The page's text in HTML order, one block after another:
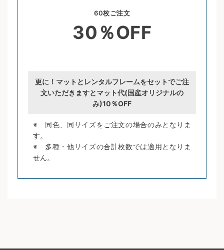
60枚ご注文
30％OFF
更に！マットとレンタルフレームをセットでご注
文いただきますとマット代(国産オリジナルの
み)10％OFF
※ 同色、同サイズをご注文の場合のみとなりま
す。
※ 多種・他サイズの合計枚数では適用となりま
せん。